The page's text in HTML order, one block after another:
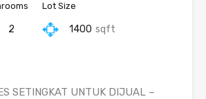
2
Lot Size
1400 sqft
SETINGKAT UNTUK DIJUAL –